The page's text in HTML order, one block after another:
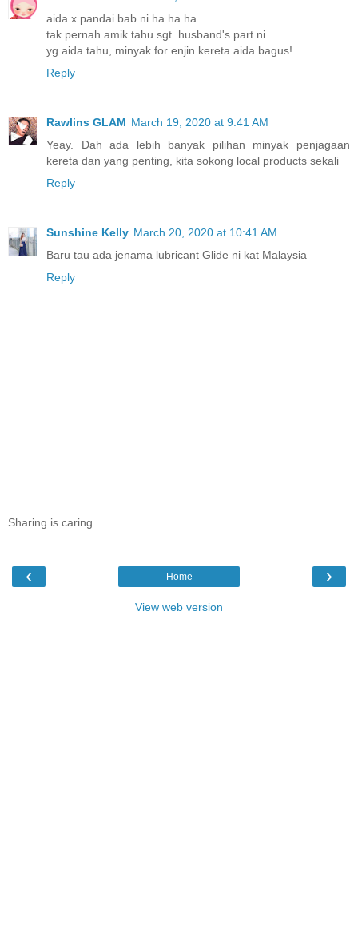
aida x pandai bab ni ha ha ha ...
tak pernah amik tahu sgt. husband's part ni.
yg aida tahu, minyak for enjin kereta aida bagus!
Reply
Rawlins GLAM March 19, 2020 at 9:41 AM
Yeay. Dah ada lebih banyak pilihan minyak penjagaan
kereta dan yang penting, kita sokong local products sekali
Reply
Sunshine Kelly March 20, 2020 at 10:41 AM
Baru tau ada jenama lubricant Glide ni kat Malaysia
Reply
Sharing is caring...
‹ ›
Home
View web version